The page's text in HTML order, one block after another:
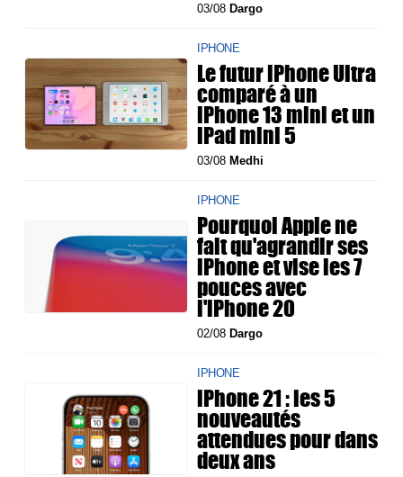
03/08 Dargo
IPHONE
Le futur iPhone Ultra
comparé à un
iPhone 13 mini et un
iPad mini 5
03/08 Medhi
IPHONE
Pourquoi Apple ne
fait qu'agrandir ses
iPhone et vise les 7
pouces avec
l'iPhone 20
02/08 Dargo
IPHONE
iPhone 21 : les 5
nouveautés
attendues pour dans
deux ans